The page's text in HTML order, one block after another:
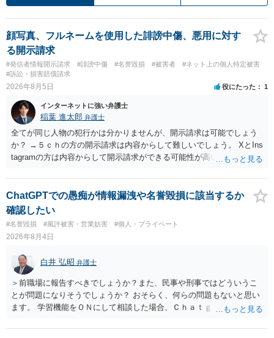
顔写真、フルネームを使用した誹謗中傷、悪用に対す
る開示請求
#発信者情報開示請求 #誹謗中傷 #名誉毀損 #被害者
#ネット上の個人特定被害
#訴訟・損害賠償請求
2026年8月5日 役にたった 1
インターネットに強い弁護士
稲葉 進太郎 弁護士
全てが同じ人物の犯行かは分かりませんが、開示請求は可能でしょう
か？ →５ｃｈの方の開示請求は内容からして難しいでしょう。 XとIns
tagramの方は内容からして開示請求ができる可能性が高いでしょう。
いでしょう。７月中にアカウントが削除されている場合、今から進め
ても失敗する可能性が高いように思われます。 相手を特定できた場
合、相手に全ての弁護士費用を負担させることは可能でしょうか？ →
訴訟外の交渉で相手方が認めれば負担させることができるでしょう。
訴訟で判決となった場合は、実際の弁護士費用が認められる場合と認
められない場合があり何ともいえないところでしょう。
ChatGPTでの愚痴が情報漏洩や名誉毀損に該当するか
確認したい
#名誉毀損 #風評被害・営業妨害 #個人・プライベート
2026年8月4日
白井 弘昭 弁護士
＞前職場に報告すべきでしょうか？また、民事や刑事ではどういうこ
とが問題になりそうでしょうか？ おそらく、何らの問題もないと思い
ます。 学習機能をＯＮにして相談した場合、Ｃｈａｔｇｐｔがｏｐｅ
する可能性がありますが、個人名や会社名を特定していない限り、一